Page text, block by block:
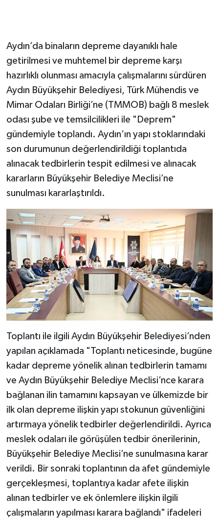
Aydın’da binaların depreme dayanıklı hale
getirilmesi ve muhtemel bir depreme karşı
hazırlıklı olunması amacıyla çalışmalarını sürdüren
Aydın Büyükşehir Belediyesi, Türk Mühendis ve
Mimar Odaları Birliği’ne (TMMOB) bağlı 8 meslek
odası şube ve temsilcilikleri ile "Deprem"
gündemiyle toplandı. Aydın’ın yapı stoklarındaki
son durumunun değerlendirildiği toplantıda
alınacak tedbirlerin tespit edilmesi ve alınacak
kararların Büyükşehir Belediye Meclisi’ne
sunulması kararlaştırıldı.
Toplantı ile ilgili Aydın Büyükşehir Belediyesi’nden
yapılan açıklamada "Toplantı neticesinde, bugüne
kadar depreme yönelik alınan tedbirlerin tamamı
ve Aydın Büyükşehir Belediye Meclisi’nce karara
bağlanan ilin tamamını kapsayan ve ülkemizde bir
ilk olan depreme ilişkin yapı stokunun güvenliğini
artırmaya yönelik tedbirler değerlendirildi. Ayrıca
meslek odaları ile görüşülen tedbir önerilerinin,
Büyükşehir Belediye Meclisi’ne sunulmasına karar
verildi. Bir sonraki toplantının da afet gündemiyle
gerçekleşmesi, toplantıya kadar afete ilişkin
alınan tedbirler ve ek önlemlere ilişkin ilgili
çalışmaların yapılması karara bağlandı" ifadeleri